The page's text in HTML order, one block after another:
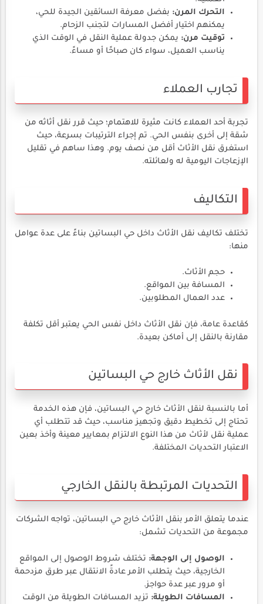
التحرك المرن: بفضل معرفة السائقين الجيدة للحي،
يمكنهم اختيار أفضل المسارات لتجنب الزحام.
توقيت مرن: يمكن جدولة عملية النقل في الوقت الذي
يناسب العميل، سواء كان صباحًا أو مساءً.
تجارب العملاء
تجربة أحد العملاء كانت مثيرة للاهتمام؛ حيث قرر نقل أثاثه من
شقة إلى أخرى بنفس الحي. تم إجراء الترتيبات بسرعة، حيث
استغرق نقل الأثاث أقل من نصف يوم. وهذا ساهم في تقليل
الإزعاجات اليومية له ولعائلته.
التكاليف
تختلف تكاليف نقل الأثاث داخل حي البساتين بناءً على عدة عوامل
منها:
حجم الأثاث.
المسافة بين المواقع.
عدد العمال المطلوبين.
كقاعدة عامة، فإن نقل الأثاث داخل نفس الحي يعتبر أقل تكلفة
مقارنة بالنقل إلى أماكن بعيدة.
نقل الأثاث خارج حي البساتين
أما بالنسبة لنقل الأثاث خارج حي البساتين، فإن هذه الخدمة
تحتاج إلى تخطيط دقيق وتجهيز مناسب، حيث قد تتطلب أي
عملية نقل لأثاث من هذا النوع الالتزام بمعايير معينة وأخذ بعين
الاعتبار التحديات المختلفة.
التحديات المرتبطة بالنقل الخارجي
عندما يتعلق الأمر بنقل الأثاث خارج حي البساتين، تواجه الشركات
مجموعة من التحديات تشمل:
الوصول إلى الوجهة: تختلف شروط الوصول إلى المواقع
الخارجية، حيث يتطلب الأمر عادةً الانتقال عبر طرق مزدحمة
أو مرور عبر عدة حواجز.
المسافات الطويلة: تزيد المسافات الطويلة من الوقت